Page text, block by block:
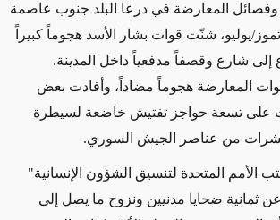
المعارضة في درعا البلد جنوب عاصمة
بشار
الأسد هجوماً كبيراً
إلى شارع وقصفاً مدفعياً داخل المدينة.
المعارضة هجوماً مضاداً ، وأفادت بعض
على تسعة حواجز تفتيش خاضعة لسيطرة
من عناصر الجيش السوري.
الأمم المتحدة لتنسيق الشؤون الإنسانية"
عن ثمانية ضحايا مدنيين ونزوح ما يصل إلى